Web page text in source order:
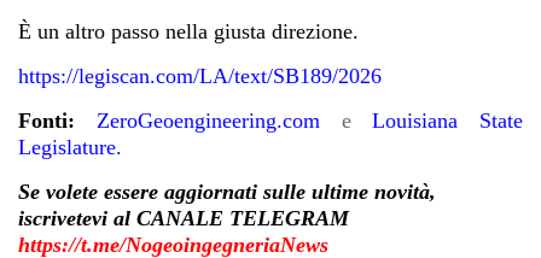
È un altro passo nella giusta direzione.
https://legiscan.com/LA/text/SB189/2026
Fonti:
ZeroGeoengineering.com e
Louisiana State
Legislature.
Se volete essere aggiornati sulle ultime novità,
iscrivetevi al CANALE TELEGRAM
https://t.me/NogeoingegneriaNews